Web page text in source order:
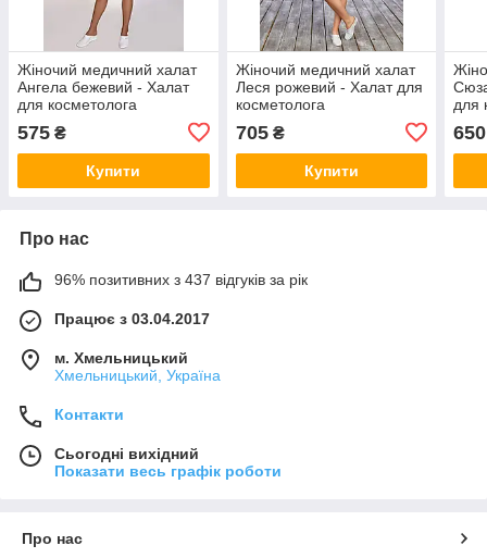
Жіночий медичний халат
Ангела бежевий - Халат
для косметолога
575 ₴
Купити
Жіночий медичний халат
Леся рожевий - Халат для
косметолога
705₴
Купити
для
650
Про нас
96% позитивних з 437 відгуків за рік
Працює з 03.04.2017
м. Хмельницький
Хмельницький, Україна
Контакти
Сьогодні вихідний
Показати весь графік роботи
Про нас